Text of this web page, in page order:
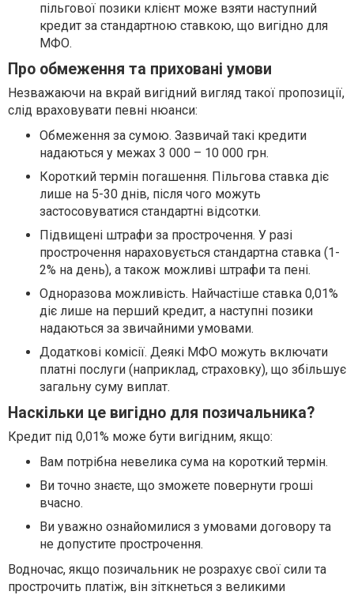
пільгової позики клієнт може взяти наступний
кредит за стандартною ставкою, що вигідно для
МФО.
Про обмеження та приховані умови
Незважаючи на вкрай вигідний вигляд такої пропозиції,
слід враховувати певні нюанси:
Обмеження за сумою. Зазвичай такі кредити
надаються у межах 3 000 – 10 000 грн.
Короткий термін погашення. Пільгова ставка діє
лише на 5-30 днів, після чого можуть
застосовуватися стандартні відсотки.
Підвищені штрафи за прострочення. У разі
прострочення нараховується стандартна ставка (1-
2% на день), а також можливі штрафи та пені.
Одноразова можливість. Найчастіше ставка 0,01%
діє лише на перший кредит, а наступні позики
надаються за звичайними умовами.
Додаткові комісії. Деякі МФО можуть включати
платні послуги (наприклад, страховку), що збільшує
загальну суму виплат.
Наскільки це вигідно для позичальника?
Кредит під 0,01% може бути вигідним, якщо:
Вам потрібна невелика сума на короткий термін.
Ви точно знаєте, що зможете повернути гроші
вчасно.
Ви уважно ознайомилися з умовами договору та
не допустите прострочення.
Водночас, якщо позичальник не розрахує свої сили та
прострочить платіж, він зіткнеться з великими